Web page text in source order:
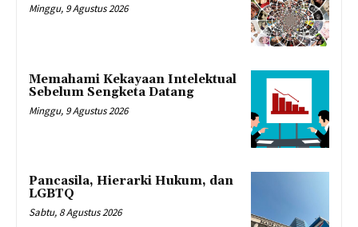
Minggu, 9 Agustus 2026
Memahami Kekayaan Intelektual
Sebelum Sengketa Datang
Minggu, 9 Agustus 2026
Pancasila, Hierarki Hukum, dan
LGBTQ
Sabtu, 8 Agustus 2026